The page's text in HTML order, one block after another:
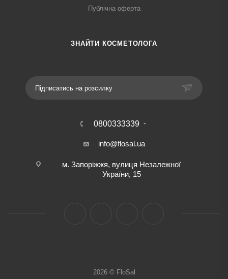
Публічна оферта
ЗНАЙТИ КОСМЕТОЛОГА
Підписатись на розсилку
0800333339
info@flosal.ua
м. Запоріжжя, вулиця Незалежної
України, 15
2026 © FloSal